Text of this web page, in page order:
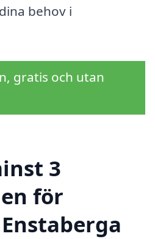
behov i
gratis och utan
3
för